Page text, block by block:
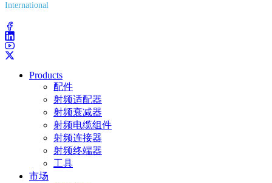
International
Products
配件
射频适配器
射频衰减器
射频电缆组件
射频连接器
射频终端器
工具
市场